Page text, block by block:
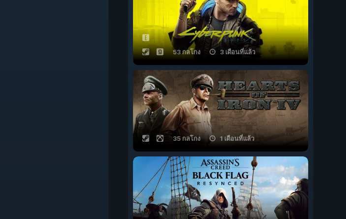
53 กลโกง 3 เดือนที่แล้ว
35 กลโกง 1 เดือนที่แล้ว